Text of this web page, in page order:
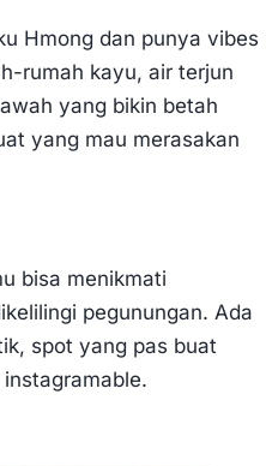
Hmong dan punya vibes
rumah kayu, air terjun
yang bikin betah
yang mau merasakan
bisa menikmati
pegunungan. Ada
spot yang pas buat